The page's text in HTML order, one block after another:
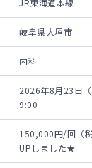
JR東海道本線
岐阜県大垣市
内科
2026年8月23日
9:00
150,000円/回（
UPしました★